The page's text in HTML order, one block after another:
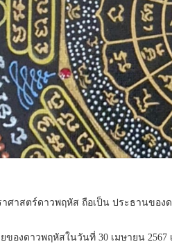
าศาสตร์ดาวพฤหัส ถือเป็น ประธานขอ
ของดาวพฤหัสในวันที่ 30 เมษายน